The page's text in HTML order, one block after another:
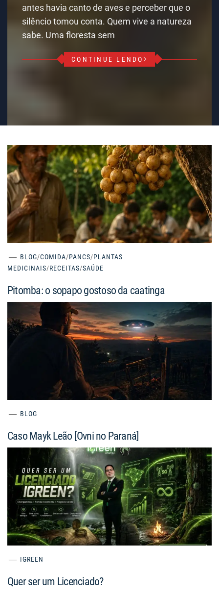
antes havia canto de aves e perceber que o
silêncio tomou conta. Quem vive a natureza
sabe. Uma floresta sem
CONTINUE LENDO
BLOG/COMIDA/PANCS/PLANTAS
MEDICINAIS/RECEITAS/SAÚDE
Pitomba: o sopapo gostoso da caatinga
BLOG
Caso Mayk Leão [Ovni no Paraná]
IGREEN
Quer ser um Licenciado?